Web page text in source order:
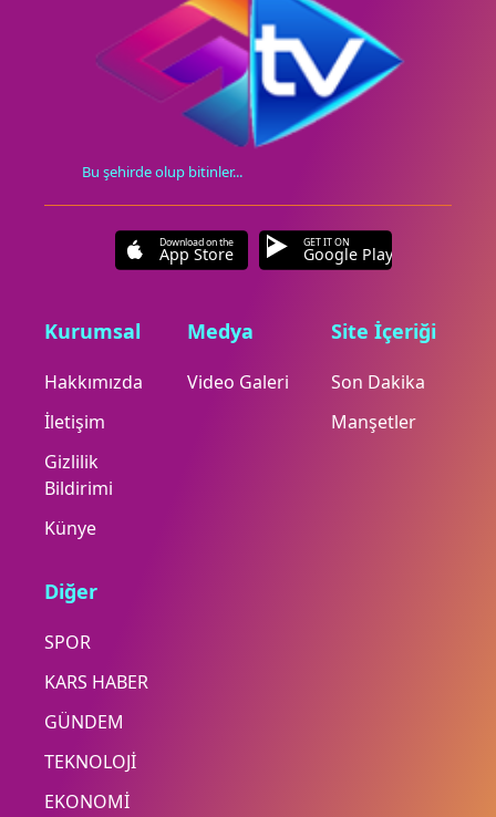
Bu şehirde olup bitinler...
Download on the
App Store
GET IT ON
Google Play
Kurumsal
Hakkımızda
İletişim
Gizlilik
Bildirimi
Künye
Medya
Video Galeri
Site İçeriği
Son Dakika
Manşetler
Diğer
SPOR
KARS HABER
GÜNDEM
TEKNOLOJİ
EKONOMİ